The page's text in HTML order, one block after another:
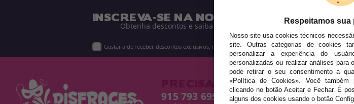
INSCREVA-SE NA NOSSA NEWSLETTER
Obtenha descontos e saiba de tudo antes de todos!
Gostaria de receber descontos exclusivos, novidades e tendências por e-mail. Posso cancelar a
PRECISA DE AJUDA?
915 793 695
Respeitamos
Nosso site usa cookies técnicos
site. Outras categorias de cookies
personalizar a experiência do
personalizadas ou realizar análises para
pode retirar o seu consentimento a
«Política de Cookies». Você
clicando no botão Aceitar e Fechar. É
alguns dos cookies usando o botão